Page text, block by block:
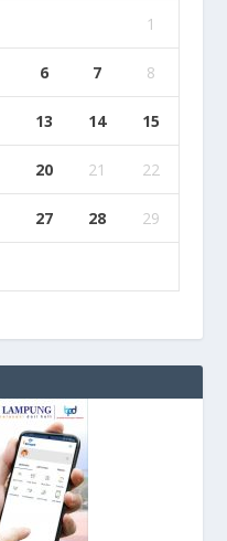
1
6 7 8
13 14 15
20 21 22
27 28 29